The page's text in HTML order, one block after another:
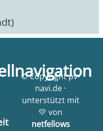
© Copyright pv-
navi.de ·
unterstützt mit
💛 von
netfellows